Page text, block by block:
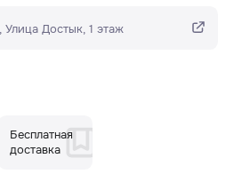
Улица Достык, 1 этаж
Бесплатная
доставка